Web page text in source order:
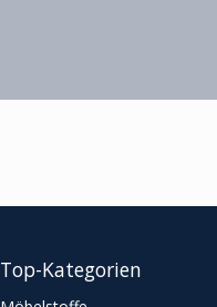
Top-Kategorien